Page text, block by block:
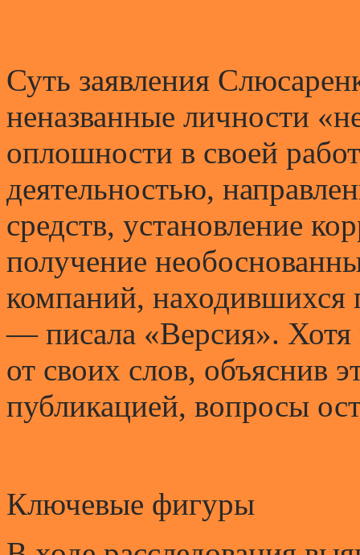
Суть заявления
неназванные личности
оплошности в своей
деятельностью,
средств, установление
получение
компаний, находившихся
— писала «Версия». Хотя
от своих слов, объяснив
публикацией, вопросы
Ключевые фигуры